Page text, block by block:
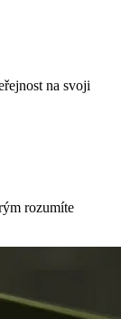
na svoji
rozumíte